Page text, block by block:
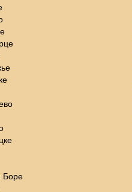
Боре